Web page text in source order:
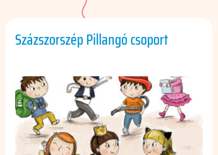
Százszorszép Pillangó csoport